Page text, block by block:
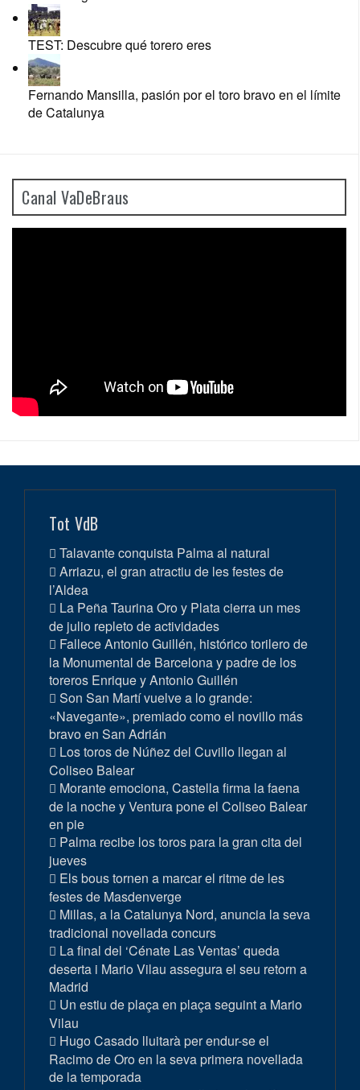
TEST: Descubre qué torero eres
Fernando Mansilla, pasión por el toro bravo en el límite
de Catalunya
Canal VaDeBraus
Tot VdB
Talavante conquista Palma al natural
Arriazu, el gran atractiu de les festes de
l’Aldea
La Peña Taurina Oro y Plata cierra un mes
de julio repleto de actividades
Fallece Antonio Guillén, histórico torilero de
la Monumental de Barcelona y padre de los
toreros Enrique y Antonio Guillén
Son San Martí vuelve a lo grande:
«Navegante», premiado como el novillo más
bravo en San Adrián
Los toros de Núñez del Cuvillo llegan al
Coliseo Balear
Morante emociona, Castella firma la faena
de la noche y Ventura pone el Coliseo Balear
en pie
Palma recibe los toros para la gran cita del
jueves
Els bous tornen a marcar el ritme de les
festes de Masdenverge
Millas, a la Catalunya Nord, anuncia la seva
tradicional novellada concurs
La final del ‘Cénate Las Ventas’ queda
deserta i Mario Vilau assegura el seu retorn a
Madrid
Un estiu de plaça en plaça seguint a Mario
Vilau
Hugo Casado lluitarà per endur-se el
Racimo de Oro en la seva primera novellada
de la temporada